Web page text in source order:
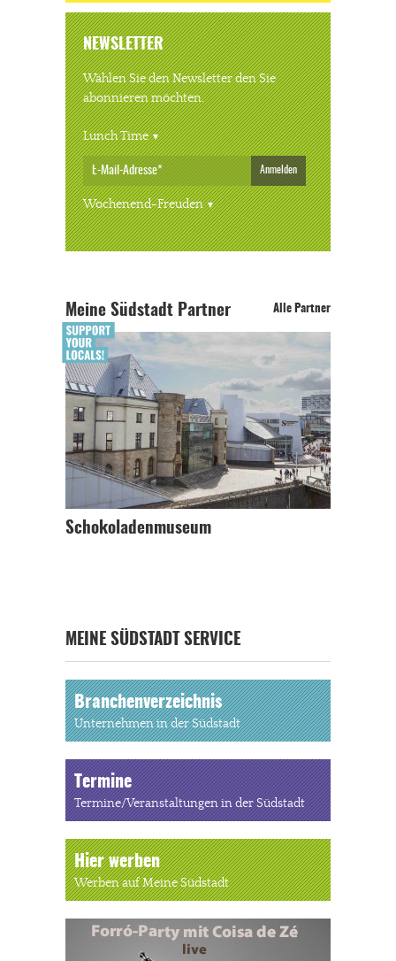
NEWSLETTER
Wählen Sie den Newsletter den Sie
abonnieren möchten.
Lunch Time
Anmelden
Wochenend-Freuden
Meine Südstadt Partner Alle Partner
Schokoladenmuseum
MEINE SÜDSTADT SERVICE
Branchenverzeichnis
Unternehmen in der Südstadt
Termine
Termine/Veranstaltungen in der Südstadt
Hier werben
Werben auf Meine Südstadt